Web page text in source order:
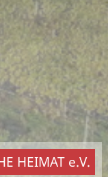
HEIMAT e.V.